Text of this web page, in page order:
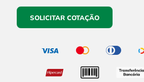
SOLICITAR COTAÇÃO